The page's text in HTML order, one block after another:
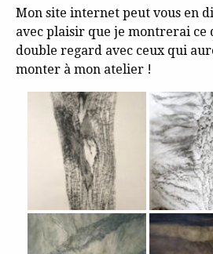
Mon site internet peut vous en
avec plaisir que je montrerai ce
double regard avec ceux qui
monter à mon atelier !